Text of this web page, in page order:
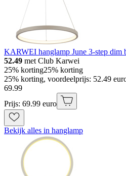
KARWEI hanglamp June 3-step dim
52.49 met Club Karwei
25% korting25% korting
25% korting, voordeelprijs: 52.49
69.99
Prijs: 69.99 euro
Bekijk alles in hanglamp